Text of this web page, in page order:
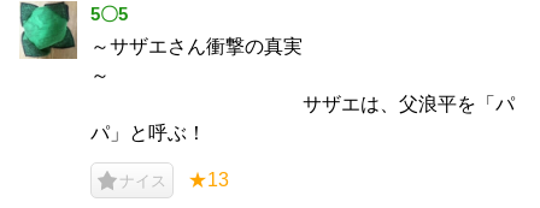
5〇5
～サザエさん衝撃の真実
～
サザエは、父浪平を「パ
パ」と呼ぶ！
ナイス ★13